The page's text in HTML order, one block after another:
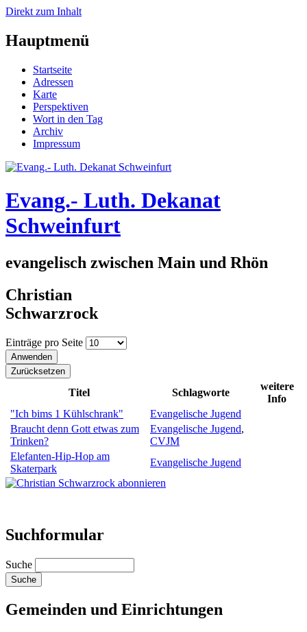
Direkt zum Inhalt
Hauptmenü
Startseite
Adressen
Karte
Perspektiven
Wort in den Tag
Archiv
Impressum
Evang.- Luth. Dekanat
Schweinfurt
evangelisch zwischen Main und Rhön
Christian
Schwarzrock
Einträge pro Seite
Titel Schlagworte
weitere
Info
"Ich bims 1 Kühlschrank"
Evangelische Jugend
Braucht denn Gott etwas zum
Trinken?
Evangelische Jugend,
CVJM
Elefanten-Hip-Hop am
Skaterpark
Evangelische Jugend
Suchformular
Suche
Gemeinden und Einrichtungen